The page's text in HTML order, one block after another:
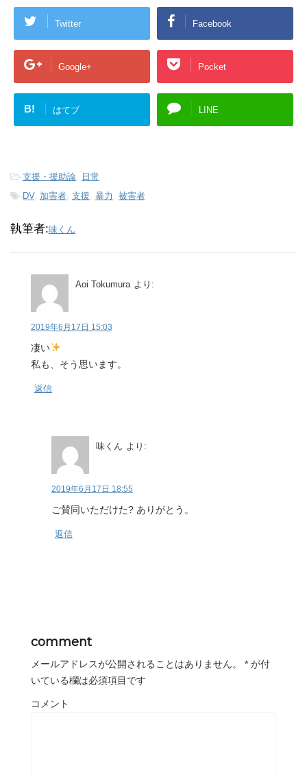
Twitter Facebook
Google+ Pocket
B! はてブ LINE
-支援・援助論, 日常
-DV, 加害者, 支援, 暴力 , 被害者
執筆者:味くん
Aoi Tokumura より:
2019年6月17日 15:03
凄い
私も、そう思います。
返信
味くん より:
2019年6月17日 18:55
ご賛同いただけた? ありがとう。
返信
comment
メールアドレスが公開されることはありません。 * が付
いている欄は必須項目です
コメント